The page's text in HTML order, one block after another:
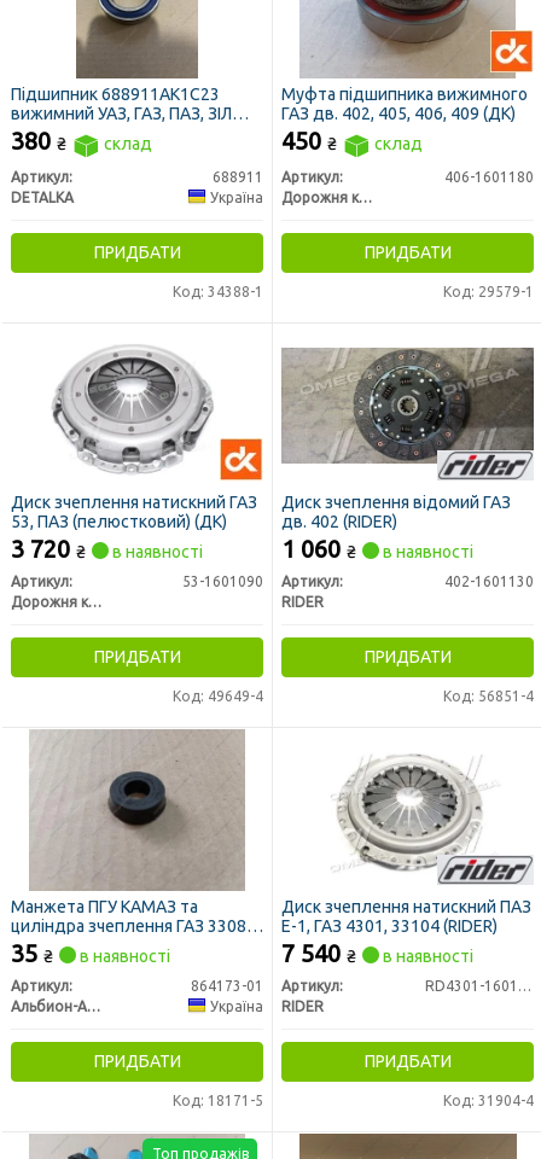
Підшипник 688911АК1С23
вижимний УАЗ, ГАЗ, ПАЗ, ЗІЛ
(закритий, посилений)
380 ₴ склад
Артикул:
688911
DETALKA
Україна
ПРИДБАТИ
Код: 34388-1
Муфта підшипника вижимного
ГАЗ дв. 402, 405, 406, 409 (ДК)
450 ₴ склад
Артикул:
406-1601180
Дорожня карта
ПРИДБАТИ
Код: 29579-1
Диск зчеплення натискний ГАЗ
53, ПАЗ (пелюстковий) (ДК)
3 720 ₴ в наявності
Артикул:
53-1601090
Дорожня карта
ПРИДБАТИ
Код: 49649-4
Диск зчеплення відомий ГАЗ
дв. 402 (RIDER)
1 060 ₴ в наявності
Артикул:
402-1601130
RIDER
ПРИДБАТИ
Код: 56851-4
Манжета ПГУ КАМАЗ та
циліндра зчеплення ГАЗ 33081,
3309, 33104 ВАЛДАЙ 13х27
"ЛЮКС" (Україна)
35 ₴ в наявності
Артикул:
864173-01
Альбион-Авто
Україна
ПРИДБАТИ
Код: 18171-5
Диск зчеплення натискний ПАЗ
Е-1, ГАЗ 4301, 33104 (RIDER)
7 540 ₴ в наявності
Артикул:
RD4301-1601090-20
RIDER
ПРИДБАТИ
Код: 31904-4
Топ продажів